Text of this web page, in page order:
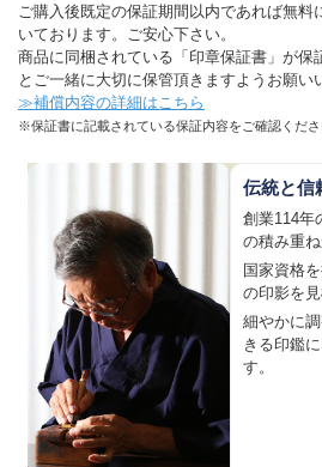
ご購入後既定の保証期間以内であれば無
いております。ご安心下さい。
商品に同梱されている「印章保証書」が保
とご一緒に大切に保管頂きますようお願い
≫補償内容の詳細はこちら
※保証書に記載されている保証内容をご確認くださ
伝統と信
創業114年
の積み重ね
国家資格
の印影を見
細やかに
きる印鑑
す。